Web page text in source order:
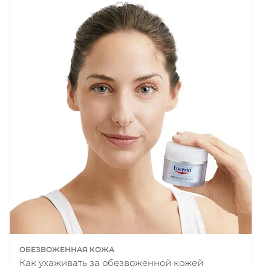
ОБЕЗВОЖЕННАЯ КОЖА
Как ухаживать за обезвоженной кожей